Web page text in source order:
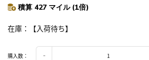
積算 427 マイル (1倍)
在庫 【入荷待ち】
購入数：